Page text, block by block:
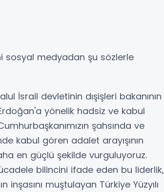
sosyal medyadan şu sözlerle
İsrail devletinin dışişleri bakanının
yönelik hadsiz ve kabul
şahsında ve
kabul gören adalet arayışının
en güçlü şekilde vurguluyoruz.
bilincini ifade eden bu liderlik,
muştulayan Türkiye Yüzyılı